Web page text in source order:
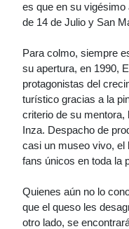
es que en su
de 14 de Julio y San
Para colmo, siempre
su apertura, en 1990,
protagonistas del
turístico gracias a la
criterio de su mentora,
Inza. Despacho de
casi un museo vivo, el
fans únicos en toda la
Quienes aún no lo
que el queso les
otro lado, se